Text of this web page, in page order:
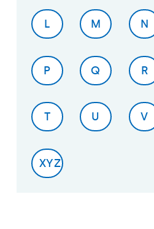
L M N
P Q R
T U V
XYZ